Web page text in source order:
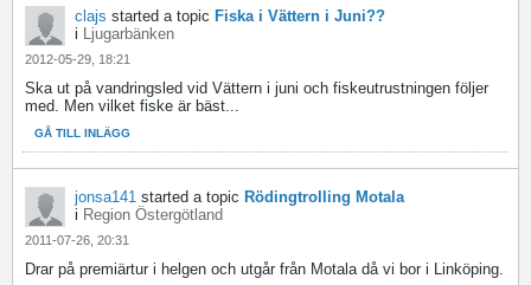
clajs started a topic Fiska i Vättern i Juni??
i Ljugarbänken
2012-05-29, 18:21
Ska ut på vandringsled vid Vättern i juni och fiskeutrustningen följer
med. Men vilket fiske är bäst...
GÅ TILL INLÄGG
jonsa141 started a topic Rödingtrolling Motala
i Region Östergötland
2011-07-26, 20:31
Drar på premiärtur i helgen och utgår från Motala då vi bor i Linköping.